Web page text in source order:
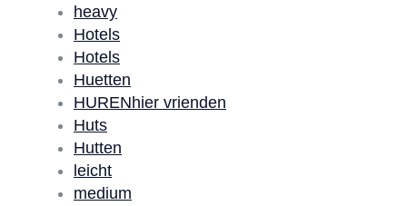
heavy
Hotels
Hotels
Huetten
HURENhier vrienden
Huts
Hutten
leicht
medium